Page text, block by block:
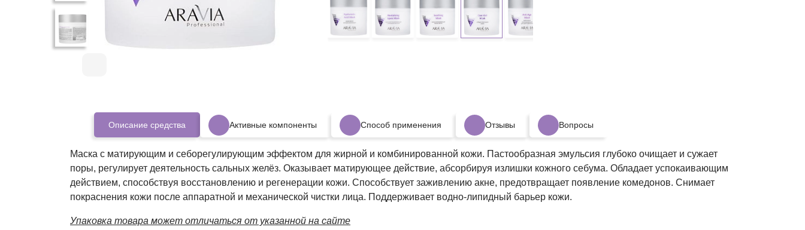
Описание средства Активные компоненты Способ применения Отзывы Вопросы
Маска с матирующим и себорегулирующим эффектом для жирной и комбинированной кожи. Пастообразная эмульсия глубоко очищает и сужает
поры, регулирует деятельность сальных желёз. Оказывает матирующее действие, абсорбируя излишки кожного себума. Обладает успокаивающим
действием, способствуя восстановлению и регенерации кожи. Способствует заживлению акне, предотвращает появление комедонов. Снимает
покраснения кожи после аппаратной и механической чистки лица. Поддерживает водно-липидный барьер кожи.
Упаковка товара может отличаться от указанной на сайте